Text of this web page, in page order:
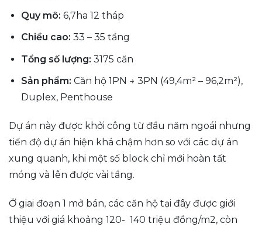
Quy mô: 6,7ha 12 tháp
Chiều cao: 33 – 35 tầng
Tổng số lượng: 3175 căn
Sản phẩm: Căn hộ 1PN → 3PN (49,4m² – 96,2m²),
Duplex, Penthouse
Dự án này được khởi công từ đầu năm ngoái nhưng
tiến độ dự án hiện khá chậm hơn so với các dự án
xung quanh, khi một số block chỉ mới hoàn tất
móng và lên được vài tầng.
Ở giai đoạn 1 mở bán, các căn hộ tại đây được giới
thiệu với giá khoảng 120- 140 triệu đồng/m2, còn